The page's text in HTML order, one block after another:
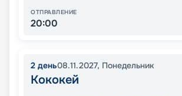
ОТПРАВЛЕНИЕ
20:00
2 день08.11.2027, Понедельник
Кококей